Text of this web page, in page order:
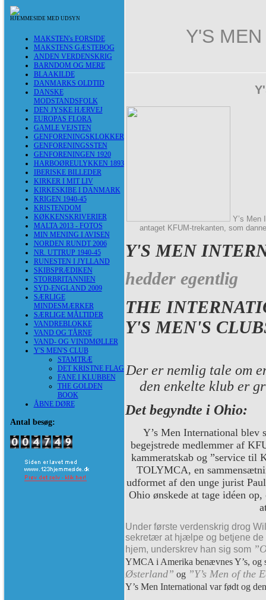
HJEMMESIDE MED UDSYN
MAKSTEN's FORSIDE
MAKSTENS GÆSTEBOG
ANDEN VERDENSKRIG
BARNDOM OG MERE
BLAAKILDE
DANMARKS OLDTID
DANSKE
MODSTANDSFOLK
DEN JYSKE HÆRVEJ
EUROPAS FLORA
GAMLE VEJSTEN
GENFORENINGSKLOKKER
GENFORENINGSSTEN
GENFORENINGEN 1920
HARBOØREULYKKEN 1893
IBERISKE BILLEDER
KIRKER I MIT LIV
KIRKESKIBE I DANMARK
KRIGEN 1940-45
KRISTENDOM
KØKKENSKRIVERIER
MALTA 2013 - FOTOS
MIN MENING I AVISEN
NORDEN RUNDT 2006
NR. UTTRUP 1940-45
RUNESTEN I JYLLAND
SKIBSPRÆDIKEN
STORBRITANNIEN
SYD-ENGLAND 2009
SÆRLIGE
MINDESMÆRKER
SÆRLIGE MÅLTIDER
VANDREBLOKKE
VAND OG TÅRNE
VAND- OG VINDMØLLER
Y'S MEN'S CLUB
STAMTRÆ
DET KRISTNE FLAG
FANE I KLUBBEN
THE GOLDEN
BOOK
ÅBNE DØRE
Antal besøg:
Y'S
Y’s Men
antaget KFUM-trekanten, som
Y'S MEN
hedder egentlig
THE
Y'S MEN'S
Der er nemlig tale om
den enkelte klub er
Det begyndte i Ohio:
Y’s Men International blev
begejstrede medlemmer af
kammeratskab og ”service til
TOLYMCA, en
udformet af den unge jurist
Ohio ønskede at tage idéen
Under første verdenskrig drog
sekretær at hjælpe og betjene de
hjem, underskrev han sig som
YMCA i Amerika benævnes Y’s, og
Østerland” og ”Y’s Men of the
Y’s Men International var født og